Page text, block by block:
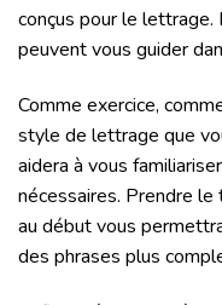
conçus pour le
peuvent vous guider
Comme exercice,
style de lettrage que
aidera à vous
nécessaires. Prendre
au début vous
des phrases plus